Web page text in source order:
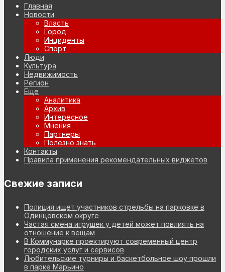
Главная
Новости
Власть
Город
Инциденты
Спорт
Люди
Культура
Недвижимость
Регион
Еще
Аналитика
Архив
Интересное
Мнения
Партнеры
Полезно знать
Контакты
Правила применения рекомендательных виджетов
Свежие записи
Полиция ищет участников стрельбы на парковке в
Одинцовском округе
Частая смена игрушек у детей может повлиять на
отношение к вещам
В Коммунарке проектируют современный центр
городских услуг и сервисов
Любительские турниры и баскетбольное шоу прошли
в парке Марьино